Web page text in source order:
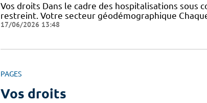
Vos droits Dans le cadre des hospitalisations
restreint. Votre secteur géodémographique
17/06/2026 13:48
PAGES
Vos droits